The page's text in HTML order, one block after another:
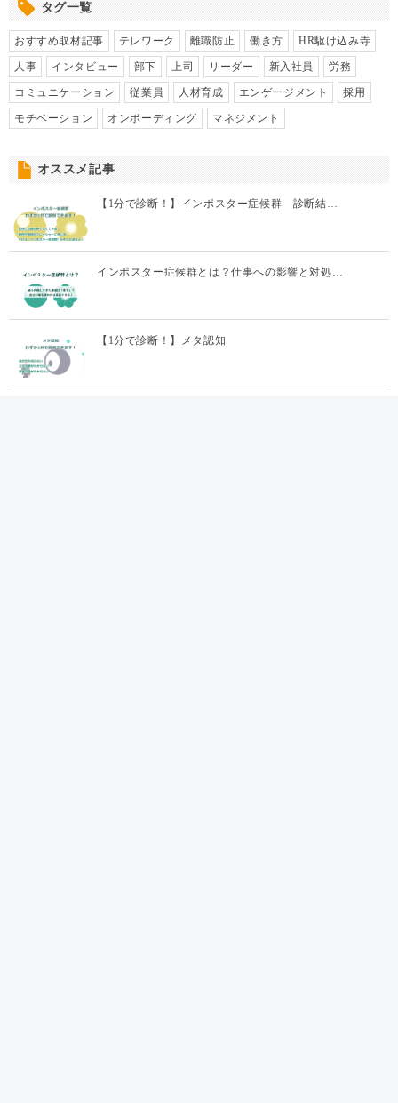
タグ一覧
おすすめ取材記事 テレワーク 離職防止 働き方 HR駆け込み寺
人事 インタビュー 部下 上司 リーダー 新入社員 労務
コミュニケーション 従業員 人材育成 エンゲージメント 採用
モチベーション オンボーディング マネジメント
オススメ記事
【1分で診断！】インポスター症候群 診断結…
インポスター症候群とは？仕事への影響と対処…
【1分で診断！】メタ認知